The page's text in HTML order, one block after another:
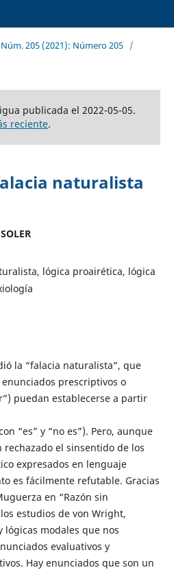
205 (2021): Número 205 /
publicada el 2022-05-05.
reciente.
naturalista
lógica proairética, lógica
la “falacia naturalista”, que
prescriptivos o
puedan establecerse a partir
“es” y “no es”). Pero, aunque
el sinsentido de los
expresados en lenguaje
es fácilmente refutable. Gracias
en “Razón sin
estudios de von Wright,
lógicas modales que nos
evaluativos y
Hay enunciados que son un